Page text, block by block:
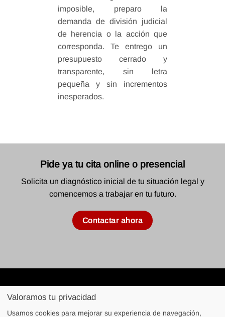
imposible, preparo la
demanda de división judicial
de herencia o la acción que
corresponda. Te entrego un
presupuesto cerrado y
transparente, sin letra
pequeña y sin incrementos
inesperados.
Pide ya tu cita online o presencial
Solicita un diagnóstico inicial de tu situación legal y
comencemos a trabajar en tu futuro.
Contactar ahora
joan@petruschansky.es
Valoramos tu privacidad
Usamos cookies para mejorar su experiencia de navegación,